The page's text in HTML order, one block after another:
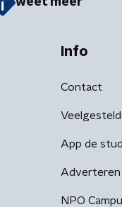
Info
Contact
App de
Adverteren
NPO